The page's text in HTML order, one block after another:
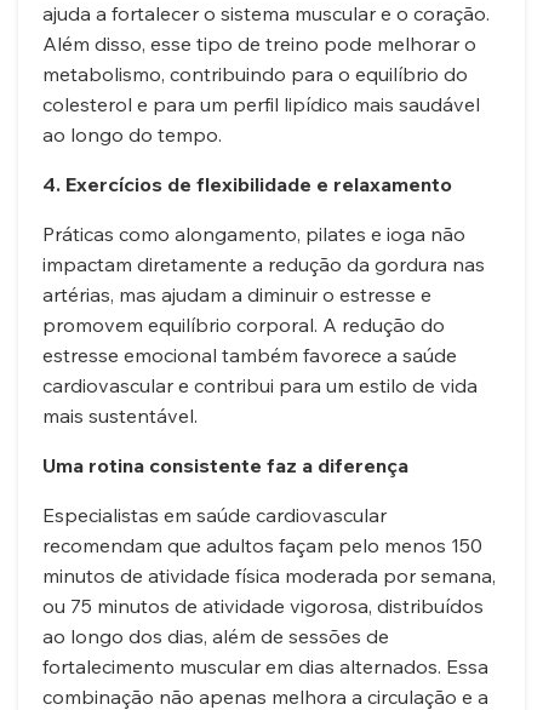
ajuda a fortalecer o sistema muscular e o coração.
Além disso, esse tipo de treino pode melhorar o
metabolismo, contribuindo para o equilíbrio do
colesterol e para um perfil lipídico mais saudável
ao longo do tempo.
4. Exercícios de flexibilidade e relaxamento
Práticas como alongamento, pilates e ioga não
impactam diretamente a redução da gordura nas
artérias, mas ajudam a diminuir o estresse e
promovem equilíbrio corporal. A redução do
estresse emocional também favorece a saúde
cardiovascular e contribui para um estilo de vida
mais sustentável.
Uma rotina consistente faz a diferença
Especialistas em saúde cardiovascular
recomendam que adultos façam pelo menos 150
minutos de atividade física moderada por semana,
ou 75 minutos de atividade vigorosa, distribuídos
ao longo dos dias, além de sessões de
fortalecimento muscular em dias alternados. Essa
combinação não apenas melhora a circulação e a